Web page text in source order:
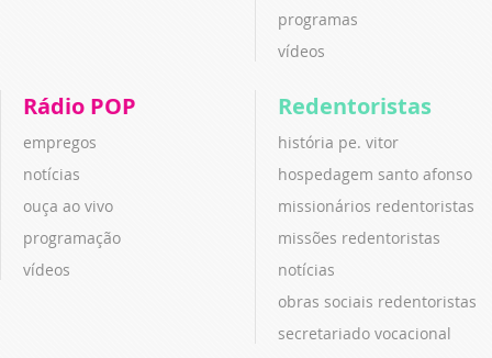
programas
vídeos
Rádio POP
empregos
notícias
ouça ao vivo
programação
vídeos
Redentoristas
história pe. vitor
hospedagem santo afonso
missionários redentoristas
missões redentoristas
notícias
obras sociais redentoristas
secretariado vocacional